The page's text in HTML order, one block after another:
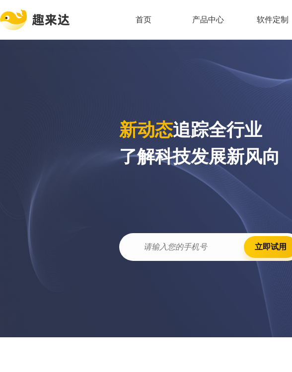
首页 产品中心 软件定制
新动态追踪全行业
了解科技发展新风向
立即试用